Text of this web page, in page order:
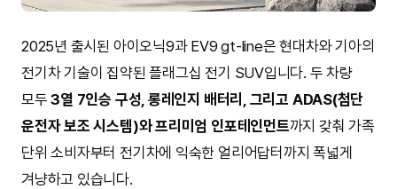
2025년 출시된 아이오닉9과 EV9 gt-line은 현대차와 기아의
전기차 기술이 집약된 플래그십 전기 SUV입니다. 두 차량
모두3열 7인승 구성, 롱레인지 배터리, 그리고 ADAS(첨단
운전자 보조 시스템)와 프리미엄 인포테인먼트까지 갖춰 가족
단위 소비자부터 전기차에 익숙한 얼리어답터까지 폭넓게
겨냥하고 있습니다.